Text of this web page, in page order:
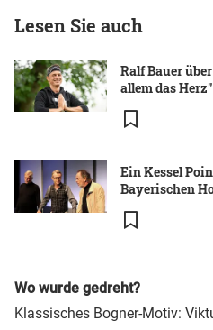
Lesen Sie auch
Ralf Bauer
allem das Herz"
Ein Kessel
Bayerischen
Wo wurde gedreht?
Klassisches Bogner-Motiv: